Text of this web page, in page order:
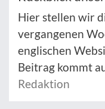
Hier stellen wir
vergangenen
englischen
Beitrag kommt
Redaktion